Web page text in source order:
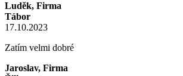
Luděk, Firma
Tábor
17.10.2023
Zatím velmi dobré
Jaroslav, Firma